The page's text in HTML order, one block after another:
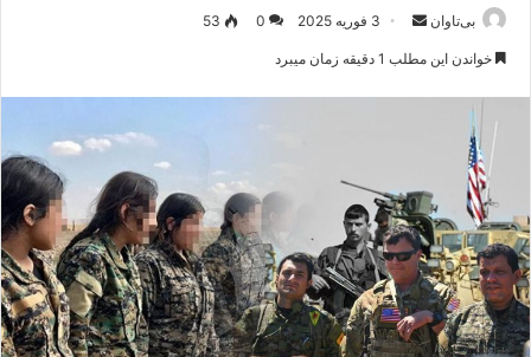
بی‌تاوان
ر
ی
م
ی
ل
3 فوریه 2025 0
53
خواندن این مطلب 1 دقیقه زمان میبرد